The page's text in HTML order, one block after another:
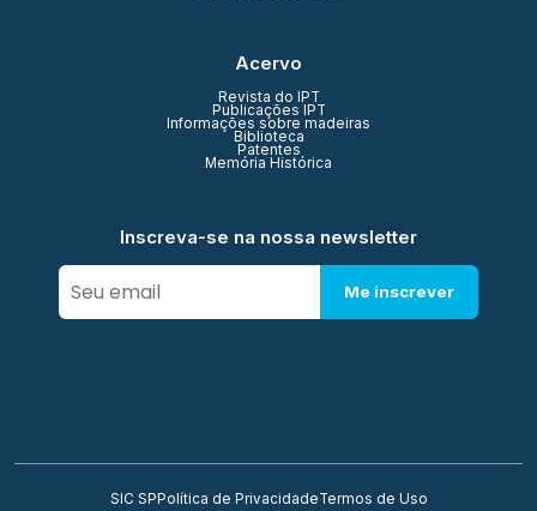
Acervo
Revista do IPT
Publicações IPT
Informações sobre madeiras
Biblioteca
Patentes
Memória Histórica
Inscreva-se na nossa newsletter
Me inscrever
SIC SP Política de PrivacidadeTermos de Uso